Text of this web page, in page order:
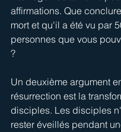
affirmations. Que
mort et qu'il a été vu par
personnes que vous
?
Un deuxième argument
résurrection est la
disciples. Les disciples
rester éveillés pendant